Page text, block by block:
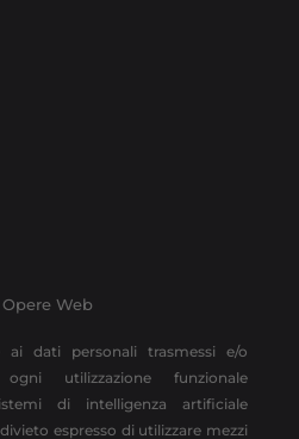
Web
dati personali trasmessi e/o
utilizzazione funzionale
di intelligenza artificiale
espresso di utilizzare mezzi